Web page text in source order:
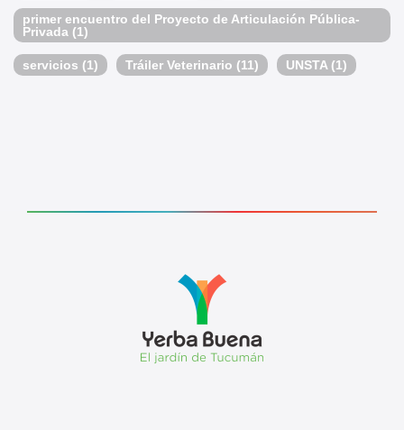
primer encuentro del Proyecto de Articulación Pública-
Privada (1)
servicios (1) Tráiler Veterinario (11) UNSTA(1)